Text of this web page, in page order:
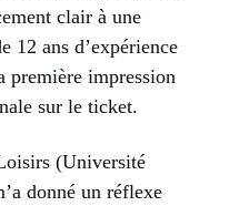
clair à une
12 ans d’expérience
première impression
sur le ticket.
(Université
donné un réflexe